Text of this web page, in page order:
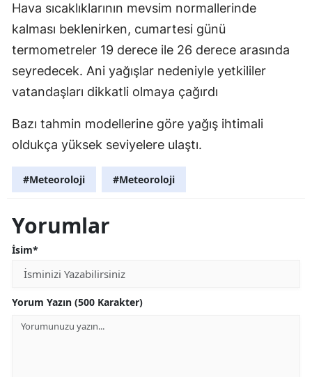
Hava sıcaklıklarının mevsim normallerinde
kalması beklenirken, cumartesi günü
termometreler 19 derece ile 26 derece arasında
seyredecek. Ani yağışlar nedeniyle yetkililer
vatandaşları dikkatli olmaya çağırdı
Bazı tahmin modellerine göre yağış ihtimali
oldukça yüksek seviyelere ulaştı.
#Meteoroloji #Meteoroloji
Yorumlar
İsim*
Yorum Yazın (500 Karakter)